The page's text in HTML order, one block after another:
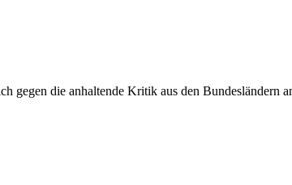
gegen die anhaltende Kritik aus den Bundesländern